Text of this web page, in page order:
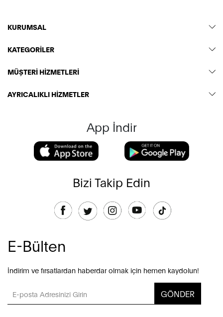
KURUMSAL
KATEGORİLER
MÜŞTERİ HİZMETLERİ
AYRICALIKLI HİZMETLER
App İndir
Bizi Takip Edin
E-Bülten
İndirim ve fırsatlardan haberdar olmak için hemen kaydolun!
GÖNDER